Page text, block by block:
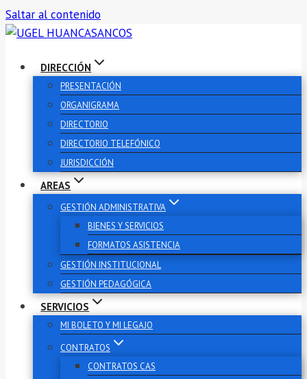
Saltar al contenido
DIRECCIÓN
PRESENTACIÓN
ORGANIGRAMA
DIRECTORIO
DIRECTORIO TELEFÓNICO
JURISDICCIÓN
AREAS
GESTIÓN ADMINISTRATIVA
BIENES Y SERVICIOS
FORMATOS ASISTENCIA
GESTIÓN INSTITUCIONAL
GESTIÓN PEDAGÓGICA
SERVICIOS
MI BOLETO Y MI LEGAJO
CONTRATOS
CONTRATOS CAS